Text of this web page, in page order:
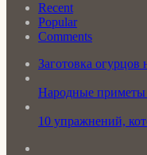
Recent
Popular
Comments
Заготовка огурцов
Народные приметы
10 упражнений,